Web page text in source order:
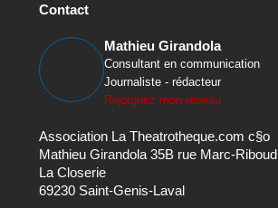
Contact
Mathieu Girandola
Consultant en communication
Journaliste - rédacteur
Rejoignez mon réseau
Association La Theatrotheque.com c§o
Mathieu Girandola 35B rue Marc-Riboud
La Closerie
69230 Saint-Genis-Laval